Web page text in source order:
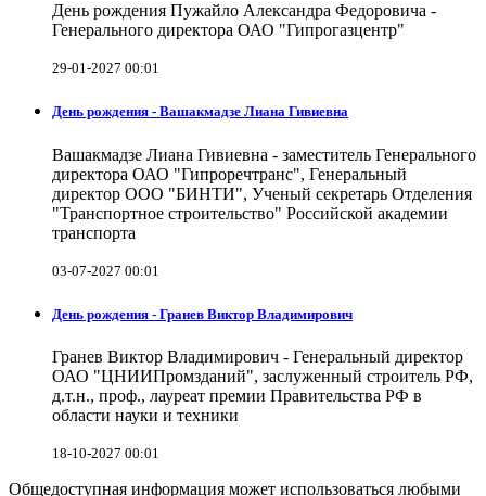
День рождения Пужайло Александра Федоровича -
Генерального директора ОАО "Гипрогазцентр"
29-01-2027 00:01
День рождения - Вашакмадзе Лиана Гивиевна
Вашакмадзе Лиана Гивиевна - заместитель Генерального
директора ОАО "Гипроречтранс", Генеральный
директор ООО "БИНТИ", Ученый секретарь Отделения
"Транспортное строительство" Российской академии
транспорта
03-07-2027 00:01
День рождения - Гранев Виктор Владимирович
Гранев Виктор Владимирович - Генеральный директор
ОАО "ЦНИИПромзданий", заслуженный строитель РФ,
д.т.н., проф., лауреат премии Правительства РФ в
области науки и техники
18-10-2027 00:01
Общедоступная информация может использоваться любыми